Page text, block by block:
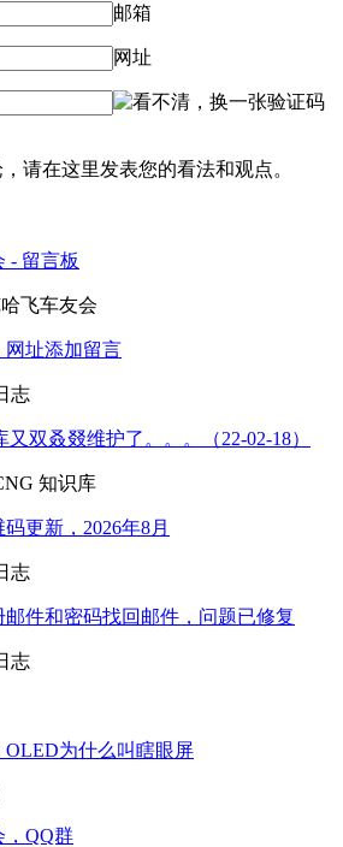
邮箱
网址
验证码
请在这里发表您的看法和观点。
- 留言板
哈飞车友会
网址添加留言
志
又双叒叕维护了。。。（22-02-18）
知识库
更新，2026年8月
志
邮件和密码找回邮件，问题已修复
志
OLED为什么叫瞎眼屏
，QQ群